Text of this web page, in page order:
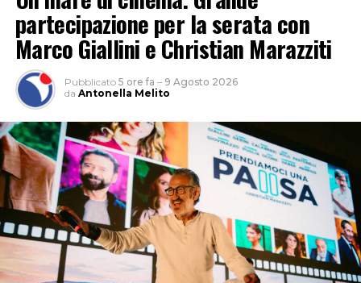
partecipazione per la serata con
Marco Giallini e Christian Marazziti
Pubblicato 5 ore fa – 9 Agosto 2026
da Antonella Melito